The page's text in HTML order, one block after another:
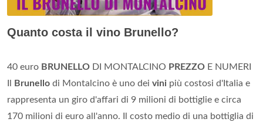
Quanto costa il vino Brunello?
40 euro BRUNELLO DI MONTALCINO PREZZO E NUMERI
Brunello di Montalcino è uno dei vini più costosi d'Italia e
rappresenta un giro d'affari di 9 milioni di bottiglie e circa
170 milioni di euro all'anno. Il costo medio di una bottiglia di